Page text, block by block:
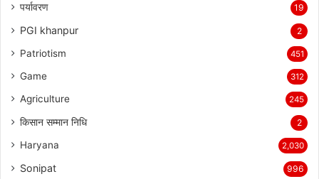
पर्यावरण 19
PGI khanpur 2
Patriotism 451
Game 312
Agriculture 245
किसान सम्मान निधि 2
Haryana 2,030
Sonipat 996